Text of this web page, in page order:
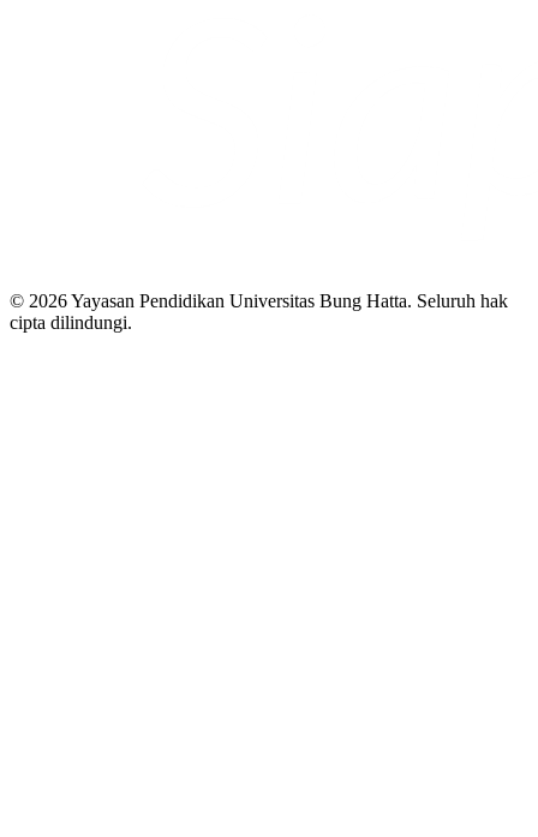
© 2026 Yayasan Pendidikan Universitas Bung Hatta. Seluruh hak
cipta dilindungi.